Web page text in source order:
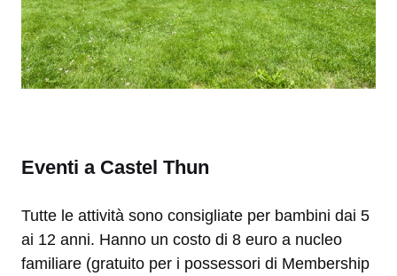
Eventi a Castel Thun
Tutte le attività sono consigliate per bambini dai 5
ai 12 anni. Hanno un costo di 8 euro a nucleo
familiare (gratuito per i possessori di Membership